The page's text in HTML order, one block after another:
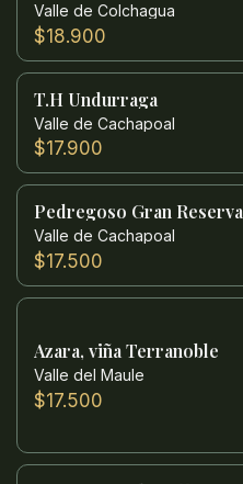
Valle de Colchagua
$18.900
T.H Undurraga
Valle de Cachapoal
$17.900
Pedregoso Gran
Valle de Cachapoal
$17.500
Azara, viña Terranoble
Valle del Maule
$17.500